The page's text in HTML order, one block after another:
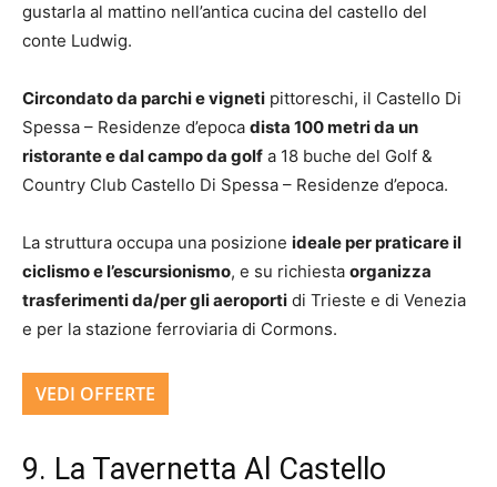
gustarla al mattino nell’antica cucina del castello del
conte Ludwig.
Circondato da parchi e vigneti pittoreschi, il Castello Di
Spessa – Residenze d’epoca dista 100 metri da un
ristorante e dal campo da golf a 18 buche del Golf &
Country Club Castello Di Spessa – Residenze d’epoca.
La struttura occupa una posizione ideale per praticare il
ciclismo e l’escursionismo, e su richiesta organizza
trasferimenti da/per gli aeroporti di Trieste e di Venezia
e per la stazione ferroviaria di Cormons.
VEDI OFFERTE
9. La Tavernetta Al Castello